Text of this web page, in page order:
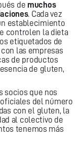
de muchos
. Cada vez
establecimiento
controlen la dieta
etiquetados de
las empresas
de productos
de gluten,
socios que nos
del número
con el gluten, la
al colectivo de
tenemos más